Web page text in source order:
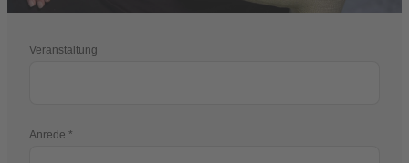
Veranstaltung
Anrede